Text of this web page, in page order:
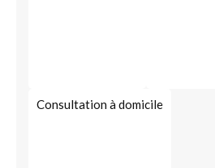
Consultation à domicile